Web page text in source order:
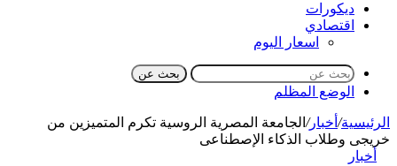
ديكورات
اقتصادي
اسعار اليوم
بحث عن
الوضع المظلم
الرئيسية/ أخبار/ الجامعة المصرية الروسية تكرم المتميزين من
خريجى وطلاب الذكاء الإصطناعى
أخبار